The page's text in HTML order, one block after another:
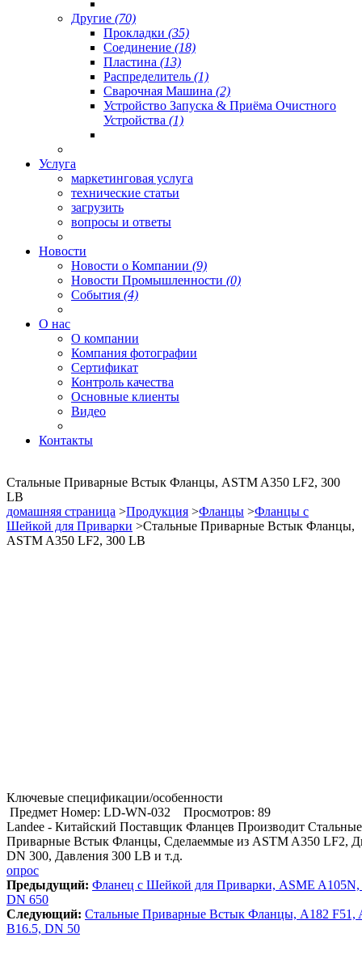
Другие (70)
Прокладки (35)
Соединение (18)
Пластина (13)
Распределитель (1)
Сварочная Машина (2)
Устройство Запуска & Приёма Очистного
Устройства (1)
Услуга
маркетинговая услуга
технические статьи
загрузить
вопросы и ответы
Новости
Новости о Компании (9)
Новости Промышленности (0)
События (4)
О нас
О компании
Компания фотографии
Сертификат
Контроль качества
Основные клиенты
Видео
Контакты
Стальные Приварные Встык Фланцы, ASTM A350 LF2, 300
LB
домашняя страница >Продукция >Фланцы >Фланцы с
Шейкой для Приварки >Стальные Приварные Встык Фланцы,
ASTM A350 LF2, 300 LB
Ключевые спецификации/особенности
Предмет Номер: LD-WN-032
Просмотров: 89
Landee - Китайский Поставщик Фланцев Производит Стальные
Приварные Встык Фланцы, Сделаеммые из ASTM A350 LF2,
DN 300, Давления 300 LB и т.д.
опрос
Предыдущий: Фланец с Шейкой для Приварки, ASME
DN 650
Cледующий: Стальные Приварные Встык Фланцы, A182 F51,
B16.5, DN 50